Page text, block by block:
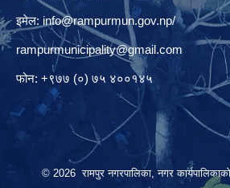
इमेल: info@rampurmun.gov.np/
rampurmunicipality@gmail.com
फोन: +९७७ (०) ७५ ४००१४५
© 2026 रामपुर नगरपालिका, नगर कार्यपालिकाको